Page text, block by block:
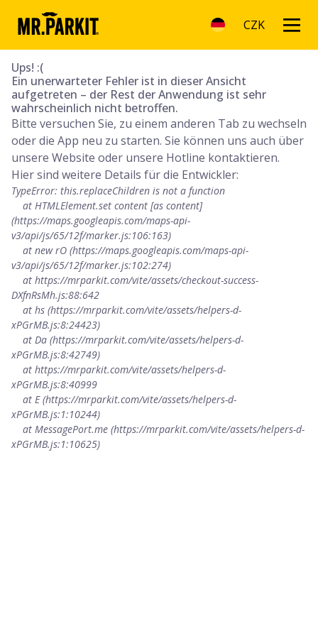
CZK
Ups! :(
Ein unerwarteter Fehler ist in dieser Ansicht
aufgetreten – der Rest der Anwendung ist sehr
wahrscheinlich nicht betroffen.
Bitte versuchen Sie, zu einem anderen Tab zu wechseln
oder die App neu zu starten. Sie können uns auch über
unsere Website oder unsere Hotline kontaktieren.
Hier sind weitere Details für die Entwickler:
TypeError: this.replaceChildren is not a function
(https://maps.googleapis.com/maps-api-
v3/api/js/65/12f/marker.js:106:163)
v3/api/js/65/12f/marker.js:102:274)
DXfnRsMh.js:88:642
xPGrMB.js:8:24423)
xPGrMB.js:8:42749)
xPGrMB.js:8:40999
xPGrMB.js:1:10244)
xPGrMB.js:1:10625)